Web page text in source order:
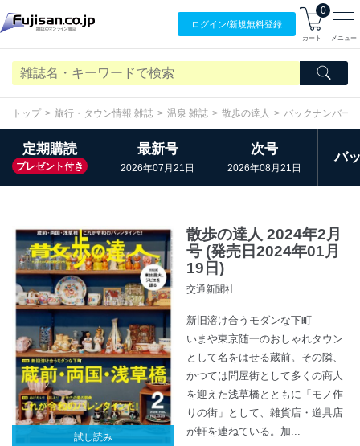
ログイン/新規無料登録
0
カート メニュー
トップ 旅行・タウン情報 雑誌 温泉 雑誌 散歩の達人 バックナンバー
定期購読
プレゼント付き
最新号
2026年07月21日
次号
2026年08月21日
バ
試し読み
散歩の達人 2024年2月
号 (発売日2024年01月
19日)
交通新聞社
新旧溶け合うモダンな下町
いまや東京随一のおしゃれタウン
として名をはせる蔵前。その隣、
かつては問屋街として多くの商人
を迎えた浅草橋とともに「モノ作
りの街」として、雑貨店・道具店
が軒を連ねている。加...